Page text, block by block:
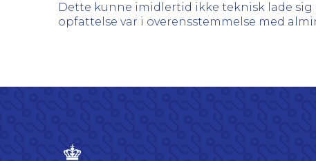
Dette kunne imidlertid ikke teknisk lade
opfattelse var i overensstemmelse med